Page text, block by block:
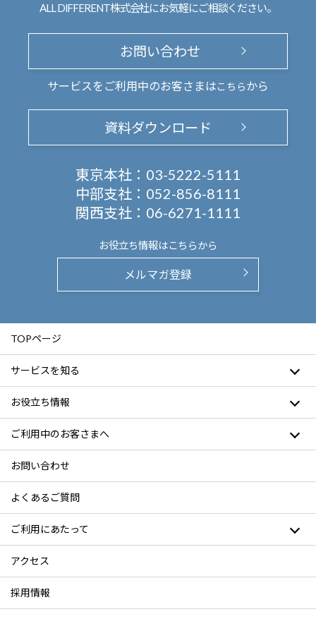
ALL DIFFERENT株式会社にお気軽にご相談ください。
お問い合わせ
サービスをご利用中のお客さまはこちらから
資料ダウンロード
東京本社： 03-5222-5111
中部支社： 052-856-8111
関西支社： 06-6271-1111
お役立ち情報はこちらから
メルマガ登録
TOPページ
サービスを知る
お役立ち情報
ご利用中のお客さまへ
お問い合わせ
よくあるご質問
ご利用にあたって
アクセス
採用情報